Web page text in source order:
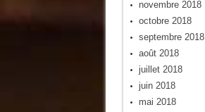
novembre 2018
octobre 2018
septembre 2018
août 2018
juillet 2018
juin 2018
mai 2018